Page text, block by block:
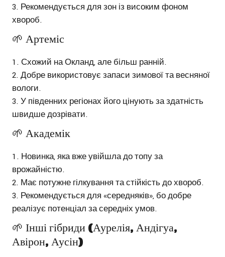
Рекомендується для зон із високим фоном
хвороб.
🌱 Артеміс
Схожий на Окланд, але більш ранній.
Добре використовує запаси зимової та весняної
вологи.
У південних регіонах його цінують за здатність
швидше дозрівати.
🌱 Академік
Новинка, яка вже увійшла до топу за
врожайністю.
Має потужне гілкування та стійкість до хвороб.
Рекомендується для «середняків», бо добре
реалізує потенціал за середніх умов.
🌱 Інші гібриди (Аурелія, Андігуа,
Авірон, Аусін)